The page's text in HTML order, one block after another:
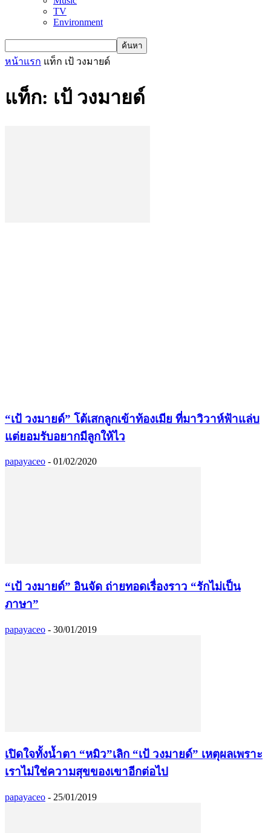
TV
Environment
หน้าแรก แท็ก เป้ วงมายด์
แท็ก: เป้ วงมายด์
“เป้ วงมายด์” โต้เสกลูกเข้าท้องเมีย ที่มาวิวาห์ฟ้าแล่บ
แต่ยอมรับอยากมีลูกให้ไว
papayaceo - 01/02/2020
“เป้ วงมายด์” อินจัด ถ่ายทอดเรื่องราว “รักไม่เป็น
ภาษา”
papayaceo - 30/01/2019
เปิดใจทั้งน้ำตา “หมิว”เลิก “เป้ วงมายด์” เหตุผลเพราะ
เราไม่ใช่ความสุขของเขาอีกต่อไป
papayaceo - 25/01/2019